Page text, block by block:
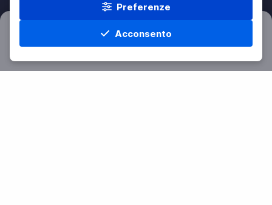
Preferenze
Acconsento
Home Materie Cerca Menu